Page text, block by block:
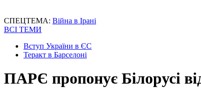
СПЕЦТЕМА: Війна в Ірані
ВСІ ТЕМИ
Вступ України в ЄС
Теракт в Барселоні
ПАРЄ пропонує Білорусі